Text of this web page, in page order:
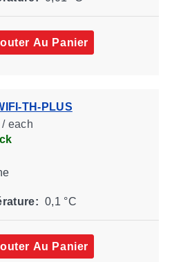
Au Panier
TH-PLUS
each
0,1 °C
Au Panier